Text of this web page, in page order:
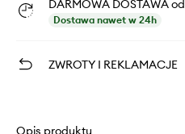
DARMOWA DOSTAWA od
Dostawa nawet w 24h
ZWROTY I REKLAMACJE
Opis produktu